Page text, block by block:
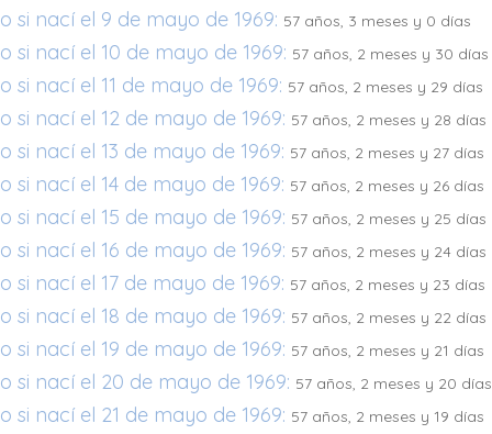
si nací el 9 de mayo de 1969: 57 años, 3 meses y 0 días
si nací el 10 de mayo de 1969: 57 años, 2 meses y 30 días
si nací el 11 de mayo de 1969: 57 años, 2 meses y 29 días
si nací el 12 de mayo de 1969: 57 años, 2 meses y 28 días
si nací el 13 de mayo de 1969: 57 años, 2 meses y 27 días
si nací el 14 de mayo de 1969: 57 años, 2 meses y 26 días
si nací el 15 de mayo de 1969: 57 años, 2 meses y 25 días
si nací el 16 de mayo de 1969: 57 años, 2 meses y 24 días
si nací el 17 de mayo de 1969: 57 años, 2 meses y 23 días
si nací el 18 de mayo de 1969: 57 años, 2 meses y 22 días
si nací el 19 de mayo de 1969: 57 años, 2 meses y 21 días
si nací el 20 de mayo de 1969: 57 años, 2 meses y 20 días
si nací el 21 de mayo de 1969: 57 años, 2 meses y 19 días